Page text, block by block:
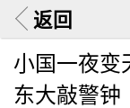
返回
小国一夜变
东大敲警钟